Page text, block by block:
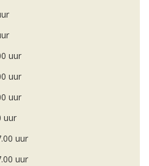
uur
uur
uur
uur
uur
uur